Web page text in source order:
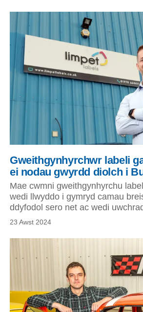
Gweithgynhyrchwr labeli
ei nodau gwyrdd diolch i
23 Awst 2024
Mae cwmni gweithgynhyrchu
wedi llwyddo i gymryd camau
ddyfodol sero net ac wedi